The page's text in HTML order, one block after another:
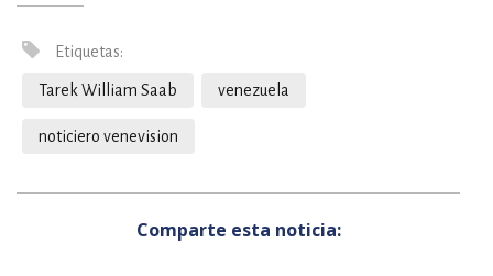
Etiquetas:
Tarek William Saab venezuela
noticiero venevision
Comparte esta noticia: